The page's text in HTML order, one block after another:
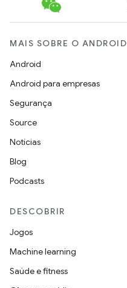
MAIS SOBRE O ANDROID
Android
Android para empresas
Segurança
Source
Notícias
Blog
Podcasts
DESCOBRIR
Jogos
Machine learning
Saúde e fitness